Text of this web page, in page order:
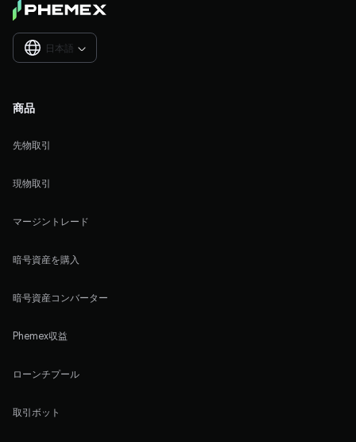
日本語 
商品
先物取引
現物取引
マージントレード
暗号資産を購入
暗号資産コンバーター
Phemex収益
ローンチプール
取引ボット